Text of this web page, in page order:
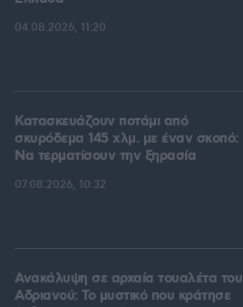
04.08.2026, 11:20
Κατασκευάζουν ποτάμι από
σκυρόδεμα 145 χλμ. με έναν σκοπό:
Να τερματίσουν την ξηρασία
07.08.2026, 10:32
Ανακάλυψη σε αρχαία τουαλέτα του
Αδριανού: Το μυστικό που κράτησε